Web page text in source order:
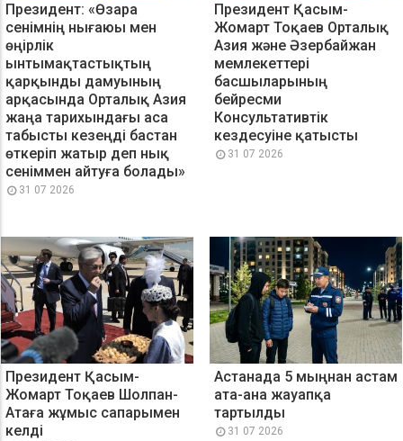
Президент: «Өзара
сенімнің нығаюы мен
өңірлік
ынтымақтастықтың
қарқынды дамуының
арқасында Орталық Азия
жаңа тарихындағы аса
табысты кезеңді бастан
өткеріп жатыр деп нық
сеніммен айтуға болады»
31 07 2026
Президент Қасым-
Жомарт Тоқаев Орталық
Азия және Әзербайжан
мемлекеттері
басшыларының
бейресми
Консультативтік
кездесуіне қатысты
31 07 2026
Президент Қасым-
Жомарт Тоқаев Шолпан-
Атаға жұмыс сапарымен
келді
Астанада 5 мыңнан астам
ата-ана жауапқа
тартылды
31 07 2026